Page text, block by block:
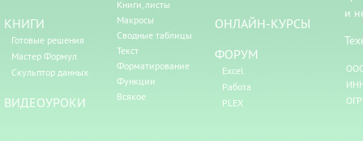
КНИГИ
Готовые решения
Мастер Формул
Скульптор данных
ВИДЕОУРОКИ
Книги, листы
Макросы
Сводные таблицы
Текст
Форматирование
Функции
Всякое
ОНЛАЙН-КУРСЫ
ФОРУМ
Excel
Работа
PLEX
и